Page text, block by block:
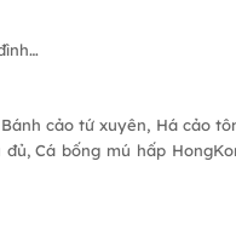
cảo tứ xuyên, Há cảo
Cá bống mú hấp